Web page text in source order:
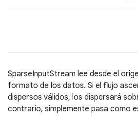
SparseInputStream lee desde el
formato de los datos. Si el flujo
dispersos válidos, los dispersará
contrario, simplemente pasa como